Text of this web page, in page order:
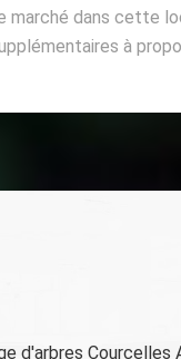
marché dans cette
à
d'arbres Courcelles